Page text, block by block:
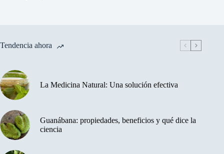
Tendencia ahora
La Medicina Natural: Una solución efectiva
Guanábana: propiedades, beneficios y qué dice la
ciencia